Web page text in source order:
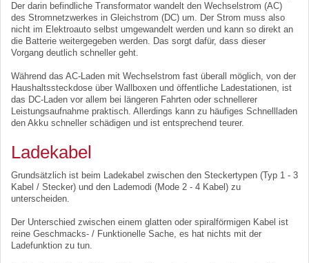
Der darin befindliche Transformator wandelt den Wechselstrom (AC)
des Stromnetzwerkes in Gleichstrom (DC) um. Der Strom muss also
nicht im Elektroauto selbst umgewandelt werden und kann so direkt an
die Batterie weitergegeben werden. Das sorgt dafür, dass dieser
Vorgang deutlich schneller geht.
Während das AC-Laden mit Wechselstrom fast überall möglich, von der
Haushaltssteckdose über Wallboxen und öffentliche Ladestationen, ist
das DC-Laden vor allem bei längeren Fahrten oder schnellerer
Leistungsaufnahme praktisch. Allerdings kann zu häufiges Schnellladen
den Akku schneller schädigen und ist entsprechend teurer.
Ladekabel
Grundsätzlich ist beim Ladekabel zwischen den Steckertypen (Typ 1 - 3
Kabel / Stecker) und den Lademodi (Mode 2 - 4 Kabel) zu
unterscheiden.
Der Unterschied zwischen einem glatten oder spiralförmigen Kabel ist
reine Geschmacks- / Funktionelle Sache, es hat nichts mit der
Ladefunktion zu tun.